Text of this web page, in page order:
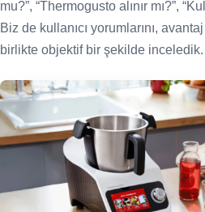
mu?”, “Thermogusto alınır mı?”,
Biz de kullanıcı yorumlarını,
birlikte objektif bir şekilde inceledik.